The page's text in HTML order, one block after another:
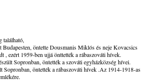
található,
Budapesten, öntette Dousmanis Miklós és neje Kovacsics
, ezért 1959-ben ujjá önttették a rábaszováti hívek.
Sopronban, öntették a szováti egyházközség hívei.
Sopronban, öntették a rábaszováti hívek .Az 1914-1918-as